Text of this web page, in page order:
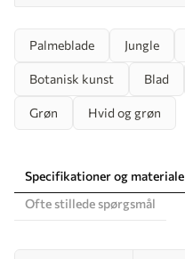
Palmeblade Jungle
Botanisk kunst Blad
Grøn Hvid og grøn
Specifikationer og materiale
Ofte stillede spørgsmål